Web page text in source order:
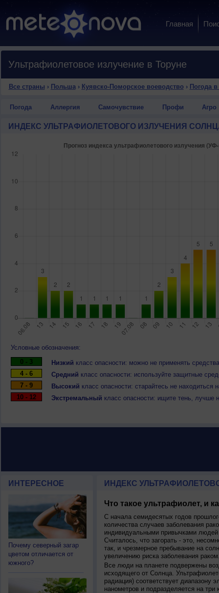
Главная
Ультрафиолетовое излучение в Торуне
Все страны › Польша› Куявско-Поморское воеводство › Погода
Погода Аллергия Самочувствие Профи Агро
ИНДЕКС УЛЬТРАФИОЛЕТОВОГО ИЗЛУЧЕНИЯ
Условные обозначения:
0 - 3
Низкий класс опасности: можно не применять
4 - 6
Средний класс опасности: используйте защитные
7 - 9
Высокий класс опасности: старайтесь не
10 - 12
Экстремальный класс опасности: ищите тень, лучше
ИНТЕРЕСНОЕ
Почему северный загар
цветом отличается от
южного?
ИНДЕКС
Что такое ультрафиолет, и
С начала семидесятых годов
количества случаев заболевания
индивидуальными привычками
Считалось, что загорать - это,
так, и чрезмерное пребывание на
увеличению риска заболевания
Все люди на планете подвержены
исходящего от Солнца.
радиация) соответствует диапазону
нанометров и подразделяется на три